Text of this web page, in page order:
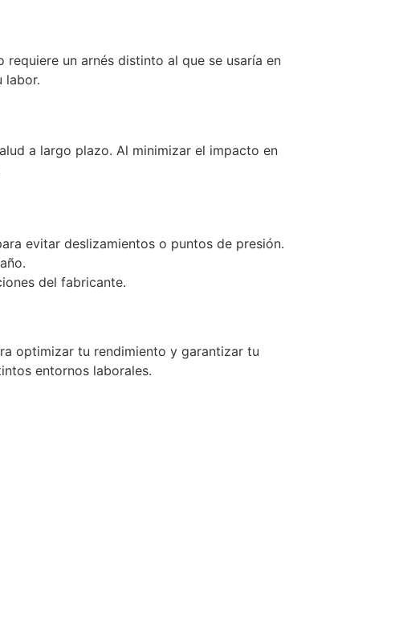
un arnés distinto al que se usaría en
labor.
a largo plazo. Al minimizar el impacto en
evitar deslizamientos o puntos de presión.
del fabricante.
optimizar tu rendimiento y garantizar tu
entornos laborales.